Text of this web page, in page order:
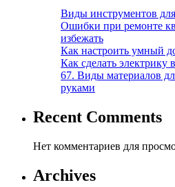
Виды инструментов
Ошибки при ремонте
избежать
Как настроить умный
Как сделать электрику
67. Виды материалов
руками
Recent Comments
Нет комментариев для
Archives